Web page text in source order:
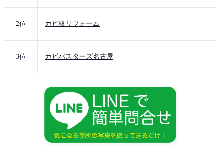
2位 カビ取リフォーム
3位 カビバスターズ名古屋